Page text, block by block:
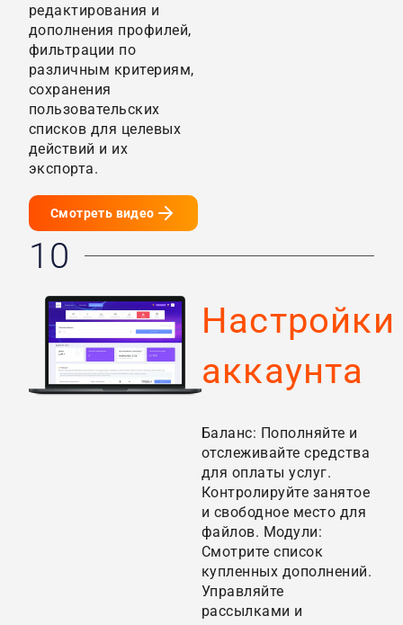
редактирования и
дополнения профилей,
фильтрации по
различным критериям,
сохранения
пользовательских
списков для целевых
действий и их
экспорта.
Смотреть видео
10
Настройки
аккаунта
Баланс: Пополняйте и
отслеживайте средства
для оплаты услуг.
Контролируйте занятое
и свободное место для
файлов. Модули:
Смотрите список
купленных дополнений.
Управляйте
рассылками и